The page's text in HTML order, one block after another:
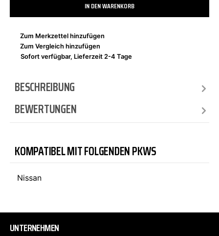
IN DEN WARENKORB
Zum Merkzettel hinzufügen
Zum Vergleich hinzufügen
Sofort verfügbar, Lieferzeit 2-4 Tage
BESCHREIBUNG
BEWERTUNGEN
KOMPATIBEL MIT FOLGENDEN PKWS
Nissan
UNTERNEHMEN